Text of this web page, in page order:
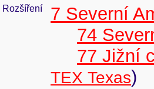
Rozšíření
7 Severní
74
77 Jižní
TEX Texas)